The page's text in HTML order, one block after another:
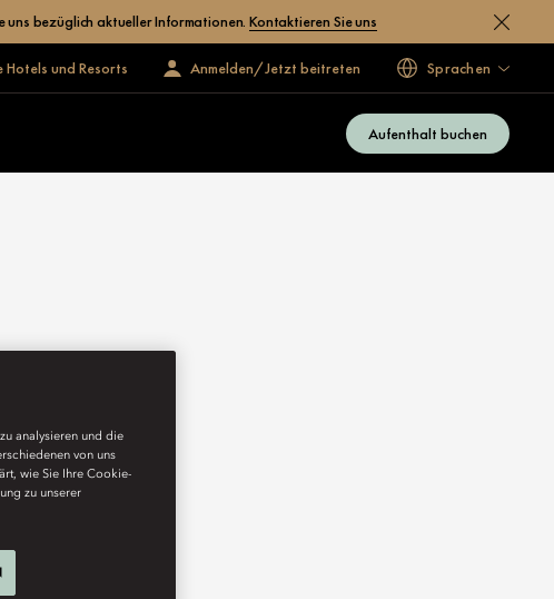
uns bezüglich aktueller Informationen.Kontaktieren Sie uns
Hotels und Resorts Anmelden/Jetzt beitreten Sprachen
Aufenthalt buchen
analysieren und die
von uns
wie Sie Ihre Cookie-
zu unserer